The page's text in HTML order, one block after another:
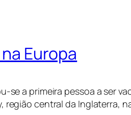
Europa
a primeira pessoa a ser
central da Inglaterra,